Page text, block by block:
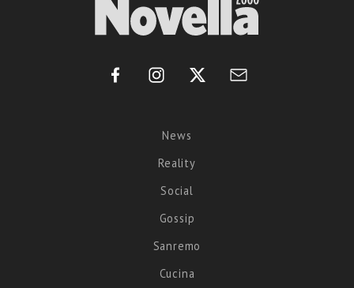
News
Reality
Social
Gossip
Sanremo
Cucina